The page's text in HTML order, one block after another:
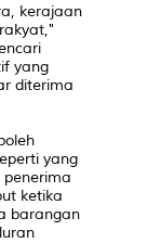
kerajaan
yang
diterima
yang
ketika
barangan